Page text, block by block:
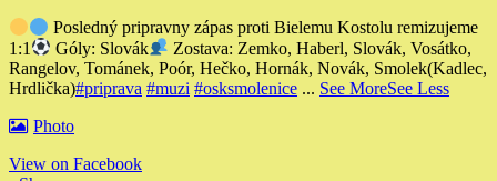
Posledný pripravny zápas proti Bielemu Kostolu remizujeme
1:1
Góly: Slovák
Zostava: Zemko, Haberl, Slovák, Vosátko,
Rangelov, Tománek, Poór, Hečko, Hornák, Novák, Smolek(Kadlec,
Hrdlička)#priprava #muzi #osksmolenice ... See MoreSee Less
Photo
View on Facebook